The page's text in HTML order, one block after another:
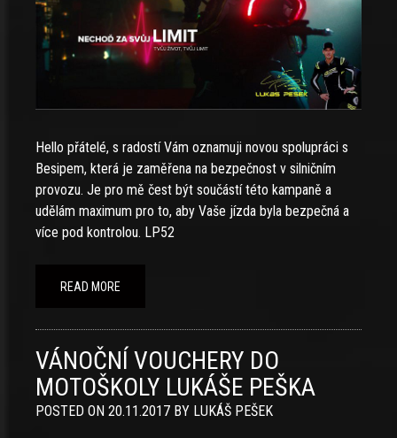
Hello přátelé, s radostí Vám oznamuji novou spolupráci s
Besipem, která je zaměřena na bezpečnost v silničním
provozu. Je pro mě čest být součástí této kampaně a
udělám maximum pro to, aby Vaše jízda byla bezpečná a
více pod kontrolou. LP52
READ MORE
VÁNOČNÍ VOUCHERY DO
MOTOŠKOLY LUKÁŠE PEŠKA
POSTED ON 20.11.2017 BY LUKÁŠ PEŠEK